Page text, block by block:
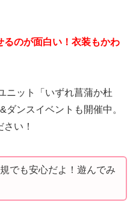
るのが面白い！衣装もかわ
ニット「いずれ菖蒲か杜
ンスイベントも開催中。
い！
でも安心だよ！遊んでみ